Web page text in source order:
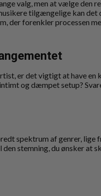
valg, men at vælge den
tilgængelige kan
der forenkler processen
er det vigtigt at have
og dæmpet setup?
spektrum af genrer, lige
stemning, du ønsker